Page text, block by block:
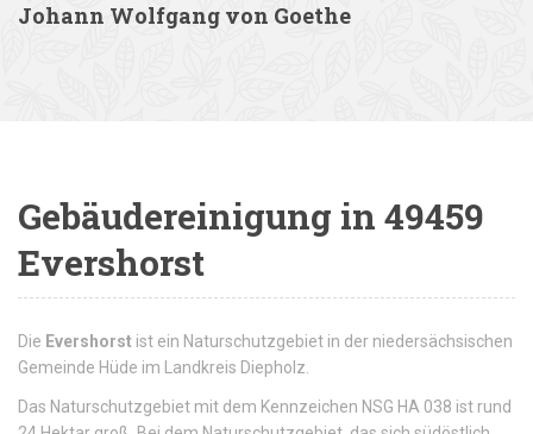
Johann Wolfgang von Goethe
Gebäudereinigung in 49459
Evershorst
Die Evershorst ist ein Naturschutzgebiet in der niedersächsischen
Gemeinde Hüde im Landkreis Diepholz.
Das Naturschutzgebiet mit dem Kennzeichen NSG HA 038 ist rund